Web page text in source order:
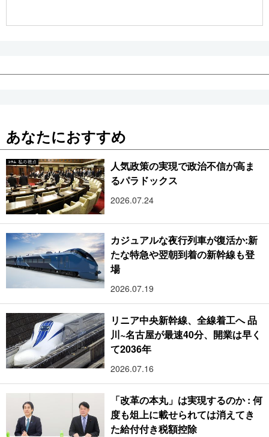
あなたにおすすめ
人気政策の実現で政治不信が高ま
るパラドックス
2026.07.24
カジュアルな夜行列車が復活か:新
たな特急や翌朝到着の新幹線も登
場
2026.07.19
リニア中央新幹線、全線着工へ 品
川~名古屋が最速40分、開業は早く
て2036年
2026.07.16
「改革の本丸」は実現するのか : 何
度も俎上に載せられては消えてき
た給付付き税額控除